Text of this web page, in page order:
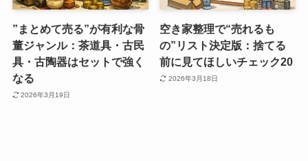
”まとめて売る”が有利な骨
董ジャンル：茶道具・古民
具・古陶器はセットで強く
なる
2026年3月19日
空き家整理で“売れるも
の”リスト決定版：捨てる
前に見てほしいチェック20
2026年3月18日